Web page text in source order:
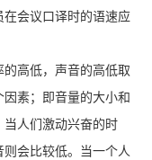
会议口译时的语速应
高低，声音的高低取
素；即音量的大小和
人们激动兴奋的时
会比较低。当一个人